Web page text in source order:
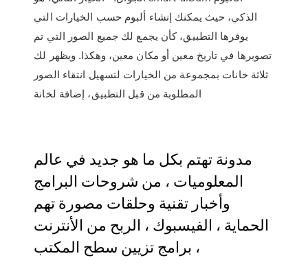
الذكي، حيث يمكنك إنشاء ألبوم حسب الخيارات التي
يوفرها التطبيق، كأن يجمع لك جميع الصور التي تم
تصويرها في تاريخ معين أو مكان معين، وهكذا. ويظهر لك
ثلاثة خانات بمجموعة من الخيارات لتسهيل انتقاء الصور
المطلوبة من قبل التطبيق، إضافة لخانة
مدونة تهتم بكل ما هو جديد في عالم
المعلوميات ، من شروحات البرامج
وأخبار تقنية وحلقات مصورة تهم
الحماية ، الفيسبوك ، الربح من الأنترنت
، برامج تزيين سطح المكتب